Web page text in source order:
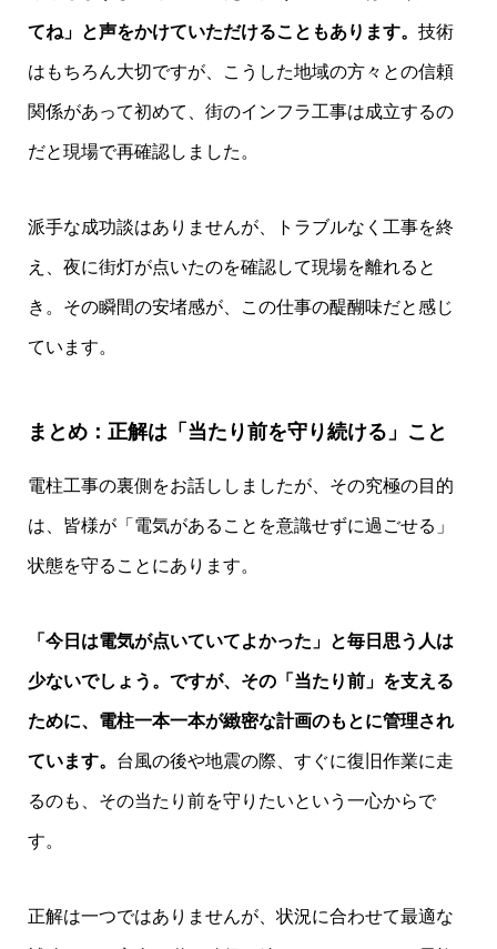
てね」と声をかけていただけることもあります。 技術
はもちろん大切ですが、こうした地域の方々との信頼
関係があって初めて、街のインフラ工事は成立するの
だと現場で再確認しました。
派手な成功談はありませんが、トラブルなく工事を終
え、夜に街灯が点いたのを確認して現場を離れると
き。その瞬間の安堵感が、この仕事の醍醐味だと感じ
ています。
まとめ：正解は「当たり前を守り続ける」こと
電柱工事の裏側をお話ししましたが、その究極の目的
は、皆様が「電気があることを意識せずに過ごせる」
状態を守ることにあります。
「今日は電気が点いていてよかった」と毎日思う人は
少ないでしょう。ですが、その「当たり前」を支える
ために、電柱一本一本が緻密な計画のもとに管理され
ています。 台風の後や地震の際、すぐに復旧作業に走
るのも、その当たり前を守りたいという一心からで
す。
正解は一つではありませんが、状況に合わせて最適な